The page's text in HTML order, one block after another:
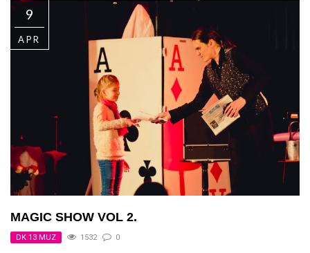
9
APR
MAGIC SHOW VOL 2.
DK 13 MUZ 1532 0